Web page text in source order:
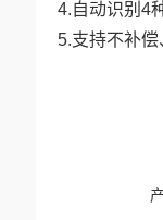
4.自动识别4
5.支持不补